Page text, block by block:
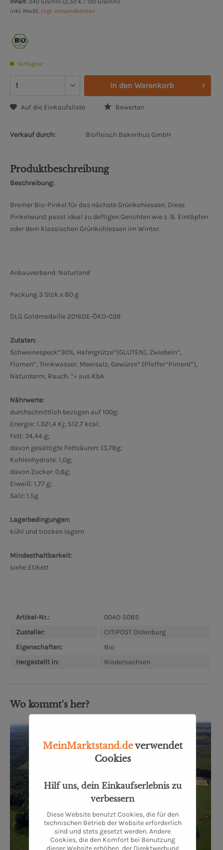
Inhalt: 240 Gramm (2,50 € / 100 Gramm)
inkl. MwSt. zzgl. Versandkosten
Verfügbar
In den Warenkorb
Auf die Einkaufsliste Bewerten
Verkauf durch: Biofleisch Bakenhus GmbH
Produktbeschreibung
Beschreibung:
Bremer Bio-Pinkel für das nächste Grünkohlessen. Diese
Pinkelwurst passt ideal zu deftigen Gerichten wie z. B. Eintöpfen
oder dem klassischen Grünkohlessen im Winter.
Anbauverband: Naturland
Packung 3 Stck.x 80 g
DLG Goldmedaille 2016DE-ÖKO-039
Zutaten:
Schweinespeck*30%, Hafergrütze*(GLUTEN), Zwiebeln*,
Flomen*, Trinkwasser, Meersalz, Gewürze*:(Pfeffer*Piment*),
Naturdarm, Rauch. *= aus KbA
Nährwerte:
durchschnittlich bezogen auf 100g:
Energie: 1.321,4 Kj; 512,7 kcal;
Fett: 34,44 g;
davon gesättigte Fettsäuren: 13,78g;
Kohlenhydrate: 1,0g;
davon Zucker: 0,6g;
Eiweiß: 1,77 g;
Salz: 1,5g
Lagerbedingungen:
kühl und trocken lagern
Mindesthaltbarkeit:
siehe Etikett
Artikel-Nr.:
0040-5085
Zusteller:
CITIPOST Oldenburg
Eigenschaften:
Bio
Hergestellt in:
Niedersachsen
Wo kommt's her?
MeinMarktstand.deverwendet
Cookies
Hilf uns, dein Einkaufserlebnis zu
verbessern
Diese Website benutzt Cookies, die für den
technischen Betrieb der Website erforderlich
sind und stets gesetzt werden. Andere
Cookies, die den Komfort bei Benutzung
dieser Website erhöhen, der Direktwerbung